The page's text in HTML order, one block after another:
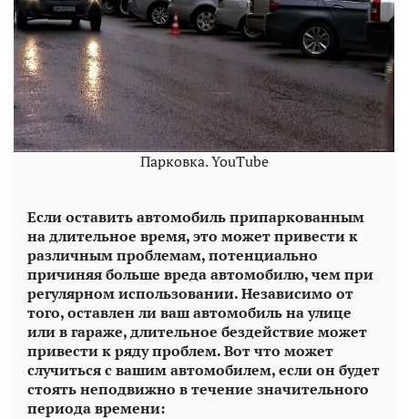
Парковка. YouTube
Если оставить автомобиль припаркованным
на длительное время, это может привести к
различным проблемам, потенциально
причиняя больше вреда автомобилю, чем при
регулярном использовании. Независимо от
того, оставлен ли ваш автомобиль на улице
или в гараже, длительное бездействие может
привести к ряду проблем. Вот что может
случиться с вашим автомобилем, если он будет
стоять неподвижно в течение значительного
периода времени: